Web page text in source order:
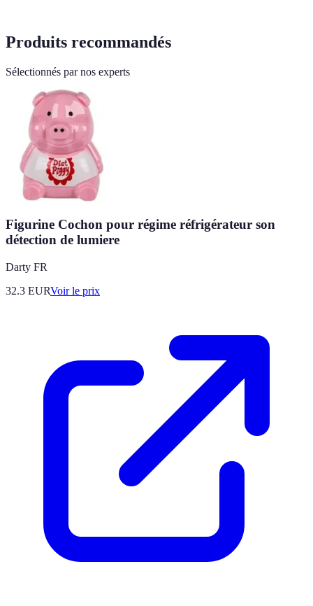
Produits recommandés
Sélectionnés par nos experts
Figurine Cochon pour régime réfrigérateur son
détection de lumiere
Darty FR
32.3 EURVoir le prix